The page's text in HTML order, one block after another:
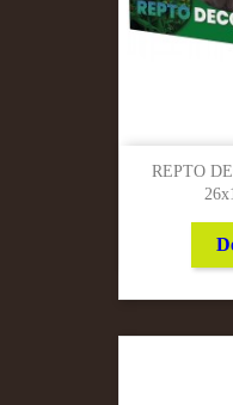
REPTO